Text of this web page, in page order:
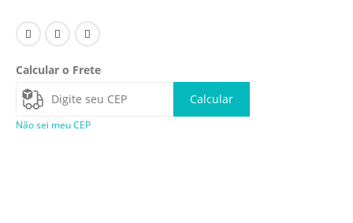
Calcular o Frete
Calcular
Não sei meu CEP